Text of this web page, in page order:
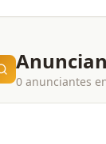
0 anunciantes